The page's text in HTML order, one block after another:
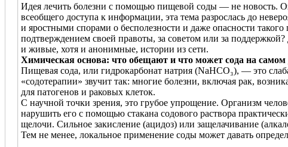
Идея лечить болезни с помощью пищевой соды — не новость.
всеобщего доступа к информации, эта тема разрослась до
и яростными спорами о бесполезности и даже опасности
подтверждением своей правоты, за советом или за
и живые, хотя и анонимные, истории из сети.
Химическая основа: что обещают и что может сода на самом
Пищевая сода, или гидрокарбонат натрия (NaHCO₃), — это
«содотерапии» звучит так: многие болезни, включая рак,
для патогенов и раковых клеток.
С научной точки зрения, это грубое упрощение. Организм
нарушить его с помощью стакана содового раствора
щелочи. Сильное закисление (ацидоз) или защелачивание
Тем не менее, локальное применение соды может давать